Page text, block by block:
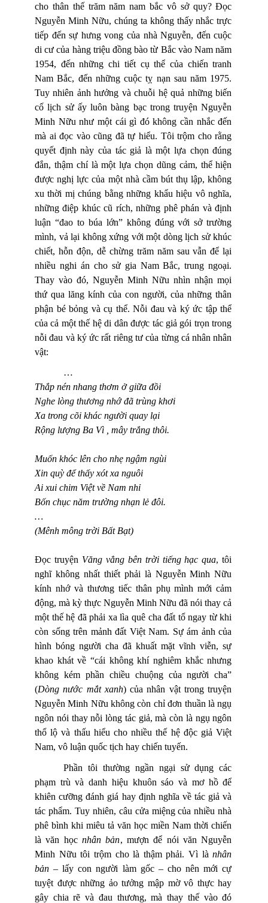
cho thân thế trăm năm nam bắc vô sở quy? Đọc
Nguyễn Minh Nữu, chúng ta không thấy nhắc trực
tiếp đến sự hưng vong của nhà Nguyễn, đến cuộc
di cư của hàng triệu đồng bào từ Bắc vào Nam năm
1954, đến những chi tiết cụ thể của chiến tranh
Nam Bắc, đến những cuộc tỵ nạn sau năm 1975.
Tuy nhiên ảnh hưởng và chuỗi hệ quả những biến
cố lịch sử ấy luôn bàng bạc trong truyện Nguyễn
Minh Nữu như một cái gì đó không cần nhắc đến
mà ai đọc vào cũng đã tự hiểu. Tôi trộm cho rằng
quyết định này của tác giả là một lựa chọn đúng
đắn, thậm chí là một lựa chọn dũng cảm, thể hiện
được nghị lực của một nhà cầm bút thụ lập, không
xu thời mị chúng bằng những khẩu hiệu vô nghĩa,
những điệp khúc cũ rích, những phê phán và định
luận “đao to búa lớn” không đúng với sở trường
mình, vả lại không xứng với một dòng lịch sử khúc
chiết, hỗn độn, dễ chừng trăm năm sau vẫn để lại
nhiều nghi án cho sử gia Nam Bắc, trung ngoại.
Thay vào đó, Nguyễn Minh Nữu nhìn nhận mọi
thứ qua lăng kính của con người, của những thân
phận bé bỏng và cụ thể. Nỗi đau và ký ức tập thể
của cả một thế hệ di dân được tác giả gói trọn trong
nỗi đau và ký ức rất riêng tư của từng cá nhân nhân
vật:
…
Thắp nén nhang thơm ở giữa đồi
Nghe lòng thương nhớ đã trùng khơi
Xa trong cõi khác người quay lại
Rộng lượng Ba Vì , mây trắng thôi.
Muốn khóc lên cho nhẹ ngậm ngùi
Xin quỳ để thấy xót xa nguôi
Ai xui chim Việt về Nam nhỉ
Bốn chục năm trường nhạn lẻ đôi.
…
(Mênh mông trời Bất Bạt)
Đọc truyện Văng vẳng bên trời tiếng hạc qua, tôi
nghĩ không nhất thiết phải là Nguyễn Minh Nữu
kính nhớ và thương tiếc thân phụ mình mới cảm
động, mà kỳ thực Nguyễn Minh Nữu đã nói thay cả
một thế hệ đã phải xa lìa quê cha đất tổ ngay từ khi
còn sống trên mảnh đất Việt Nam. Sự ám ảnh của
hình bóng người cha đã khuất mặt vĩnh viễn, sự
khao khát về “cái không khí nghiêm khắc nhưng
không kém phần chiều chuộng của người cha”
(Dòng nước mắt xanh) của nhân vật trong truyện
Nguyễn Minh Nữu không còn chỉ đơn thuần là ngụ
ngôn nói thay nỗi lòng tác giả, mà còn là ngụ ngôn
thổ lộ và thấu hiểu cho nhiều thế hệ độc giả Việt
Nam, vô luận quốc tịch hay chiến tuyến.
Phần tôi thường ngần ngại sử dụng các
phạm trù và danh hiệu khuôn sáo và mơ hồ để
khiên cưỡng đánh giá hay định nghĩa về tác giả và
tác phẩm. Tuy nhiên, câu cửa miệng của nhiều nhà
phê bình khi miêu tả văn học miền Nam thời chiến
là văn họcnhân bản, mượn để nói văn Nguyễn
Minh Nữu tôi trộm cho là thậm phải. Vì lànhân
bản – lấy con người làm gốc – cho nên mới cự
tuyệt được những ảo tưởng mập mờ vô thực hay
gây chia rẽ và đau thương, mà thay thế vào đó